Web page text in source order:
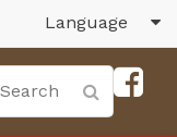
Language